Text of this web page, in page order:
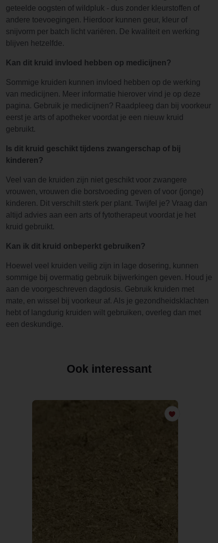
geteelde oogsten of wildpluk - dus zonder kleurstoffen of
andere toevoegingen. Hierdoor kunnen geur, kleur of
snijvorm per batch licht variëren. De kwaliteit en werking
blijven hetzelfde.
Kan dit kruid invloed hebben op medicijnen?
Sommige kruiden kunnen invloed hebben op de werking
van medicijnen. Meer informatie hierover vind je op deze
pagina. Gebruik je medicijnen? Raadpleeg dan bij voorkeur
eerst je arts of apotheker voordat je een nieuw kruid
gebruikt.
Is dit kruid geschikt tijdens zwangerschap of bij
kinderen?
Veel van de kruiden zijn niet geschikt voor zwangere
vrouwen, vrouwen die borstvoeding geven of voor (jonge)
kinderen. Dit verschilt sterk per plant. Twijfel je? Vraag dan
altijd advies aan een arts of fytotherapeut voordat je het
kruid gebruikt.
Kan ik dit kruid onbeperkt gebruiken?
Hoewel veel kruiden veilig zijn in lage dosering, kunnen
sommige bij overmatig gebruik bijwerkingen geven. Houd je
aan de voorgeschreven dagdosis. Gebruik kruiden met
mate, en wissel bij voorkeur af. Als je gezondheidsklachten
hebt of langdurig kruiden wilt gebruiken, overleg dan met
een deskundige.
Ook interessant